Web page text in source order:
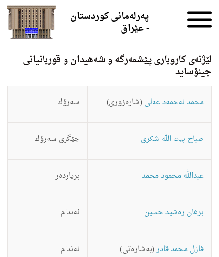
پەرلەمانی کوردستان
- عێراق
لێژنه‌ى كاروبارى پێشمه‌رگه‌ و شه‌هیدان و قوربانیانى
جینۆساید
محمد ئه‌حمه‌د عه‌لی(شاره‌زوری) سه‌رۆك
صباح بیت الله شكرى جێگری سه‌رۆك
عبدالله محمود محمد بریارده‌ر
برهان ره‌شید حسین ئه‌ندام
فازل محمد قادر(به‌شاره‌تى) ئه‌ندام